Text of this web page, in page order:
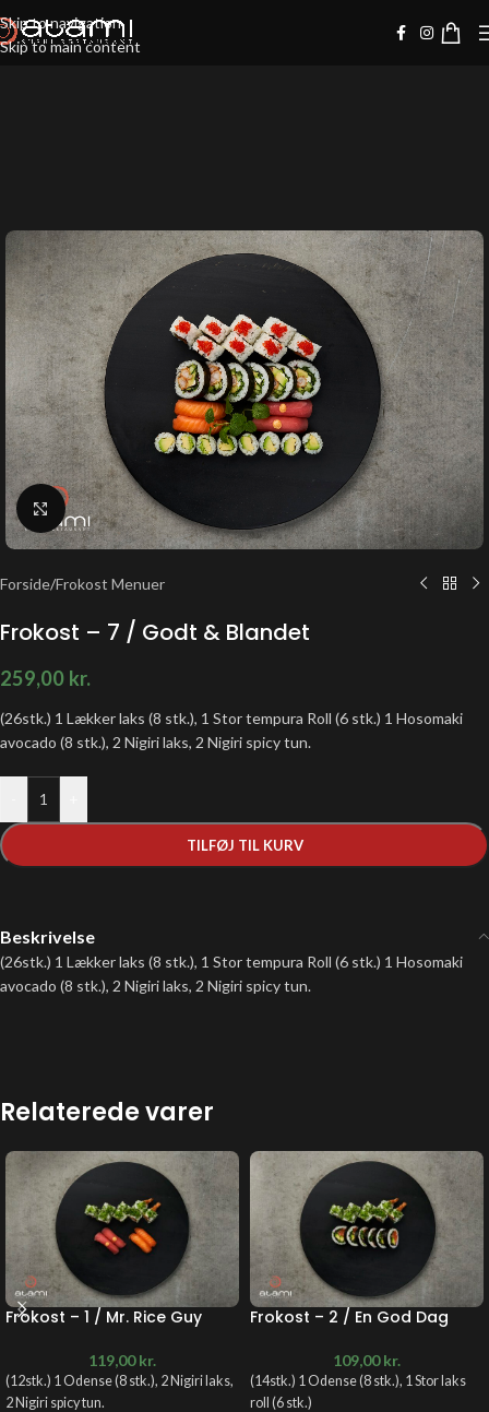
Skip to navigation
Skip to main content
Klik for at forstørre
Forside/Frokost Menuer
Frokost – 7 / Godt & Blandet
259,00 kr.
(26stk.) 1 Lækker laks (8 stk.), 1 Stor tempura Roll (6 stk.) 1 Hosomaki
avocado (8 stk.), 2 Nigiri laks, 2 Nigiri spicy tun.
TILFØJ TIL KURV
Beskrivelse
(26stk.) 1 Lækker laks (8 stk.), 1 Stor tempura Roll (6 stk.) 1 Hosomaki
avocado (8 stk.), 2 Nigiri laks, 2 Nigiri spicy tun.
Relaterede varer
Frokost – 1 / Mr. Rice Guy
119,00kr.
(12stk.) 1 Odense (8 stk.), 2 Nigiri laks,
2 Nigiri spicy tun.
Frokost – 2 / En God Dag
109,00kr.
(14stk.) 1 Odense (8 stk.), 1 Stor laks
roll (6 stk.)